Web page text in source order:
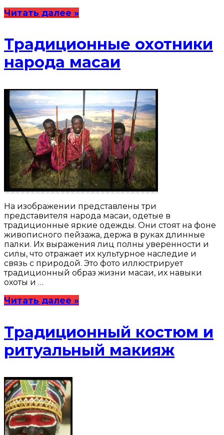
Читать далее »
Традиционные охотники
народа масаи
На изображении представлены три
представителя народа масаи, одетые в
традиционные яркие одежды. Они стоят на фоне
живописного пейзажа, держа в руках длинные
палки. Их выражения лиц полны уверенности и
силы, что отражает их культурное наследие и
связь с природой. Это фото иллюстрирует
традиционный образ жизни масаи, их навыки
охоты и …
Читать далее »
Традиционный костюм и
ритуальный макияж